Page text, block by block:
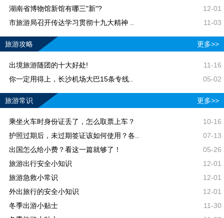
湖南省博物馆新馆有哪三"新"?
12-01
市旅游局召开传达学习贯彻十九大精神 ..
11-03
旅游攻略 更多>>
出境旅游随团的十大好处!
11-16
你一定用得上，长沙机场大巴15条专线..
05-02
旅游常识 更多>>
乘坐火车时身份证丢了，怎么取票上车？
10-16
护照过期后，未过期签证该如何使用？各..
07-13
出国怎么给小费？看这一篇就够了！
05-26
旅游出行安全小知识
12-01
旅游急救小常识
12-01
外出旅行的安全小知识
12-01
冬季出游小贴士
11-30